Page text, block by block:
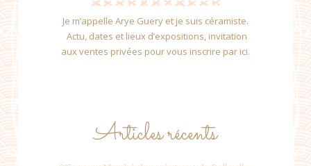
Je m’appelle Arye Guery et je suis céramiste.
Actu, dates et lieux d’expositions, invitation
aux ventes privées pour vous inscrire par ici.
Articles récents